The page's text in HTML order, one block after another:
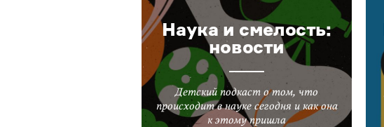
Наука и смелость:
новости
Детский подкаст о том, что
происходит в науке сегодня и как она
к этому пришла